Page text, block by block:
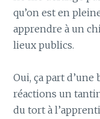
qu’on est en
apprendre à un
lieux publics.
Oui, ça part
réactions un
du tort à